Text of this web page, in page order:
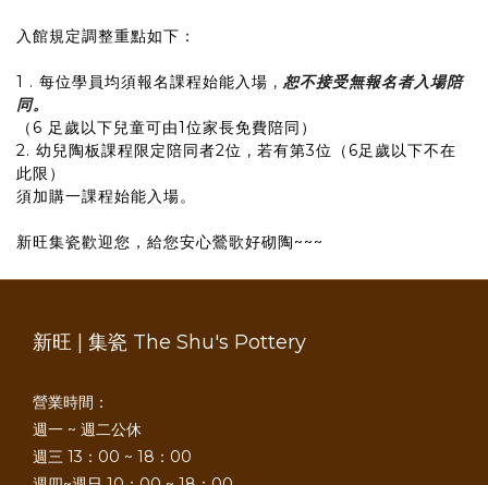
入館規定調整重點如下：
1 . 每位學員均須報名課程始能入場 , 恕不接受無報名者入場陪
同。
（6 足歲以下兒童可由1位家長免費陪同）
2. 幼兒陶板課程限定陪同者2位 , 若有第3位（6足歲以下不在
此限）
須加購一課程始能入場。
新旺集瓷歡迎您，給您安心鶯歌好砌陶~~~
新旺 | 集瓷 The Shu's Pottery
營業時間：
週一 ~ 週二公休
週三 13：00 ~ 18：00